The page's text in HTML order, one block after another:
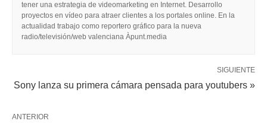
tener una estrategia de videomarketing en Internet. Desarrollo
proyectos en vídeo para atraer clientes a los portales online. En la
actualidad trabajo como reportero gráfico para la nueva
radio/televisión/web valenciana Àpunt.media
SIGUIENTE
Sony lanza su primera cámara pensada para youtubers »
ANTERIOR